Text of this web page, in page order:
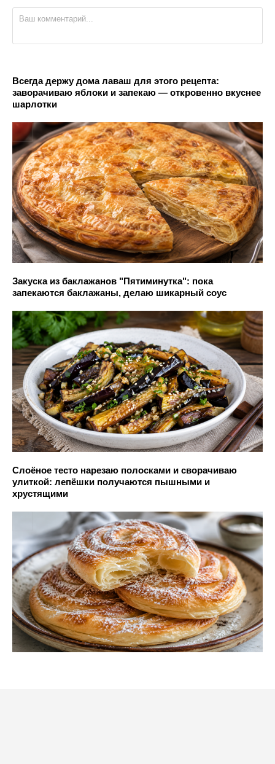
Всегда держу дома лаваш для этого рецепта:
заворачиваю яблоки и запекаю — откровенно вкуснее
шарлотки
Закуска из баклажанов "Пятиминутка": пока
запекаются баклажаны, делаю шикарный соус
Слоёное тесто нарезаю полосками и сворачиваю
улиткой: лепёшки получаются пышными и
хрустящими